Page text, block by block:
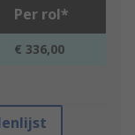
Per rol*
€ 336,00